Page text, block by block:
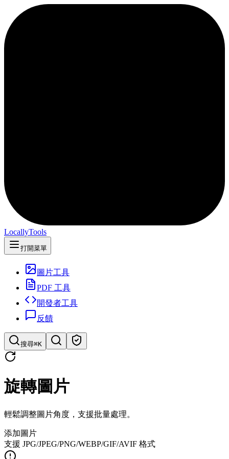
LocallyTools
打開菜單
圖片工具
PDF 工具
開發者工具
反饋
搜尋⌘K
快速搜索工具
旋轉圖片
輕鬆調整圖片角度，支援批量處理。
添加圖片
支援 JPG/JPEG/PNG/WEBP/GIF/AVIF 格式